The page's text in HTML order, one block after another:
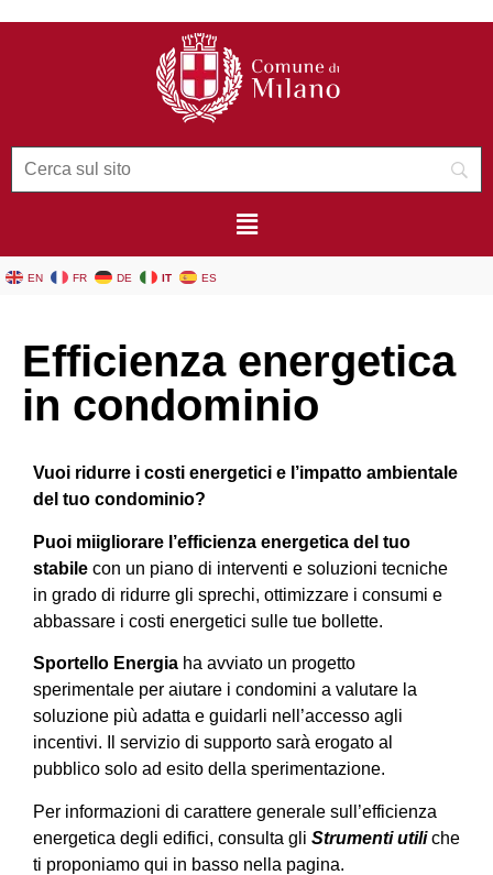
EN FR DE IT ES
Efficienza energetica
in condominio
Vuoi ridurre i costi energetici e l’impatto ambientale
del tuo condominio?
Puoi miigliorare l’efficienza energetica del tuo
stabile con un piano di interventi e soluzioni tecniche
in grado di ridurre gli sprechi, ottimizzare i consumi e
abbassare i costi energetici sulle tue bollette.
Sportello Energia ha avviato un progetto
sperimentale per aiutare i condomini a valutare la
soluzione più adatta e guidarli nell’accesso agli
incentivi. Il servizio di supporto sarà erogato al
pubblico solo ad esito della sperimentazione.
Per informazioni di carattere generale sull’efficienza
energetica degli edifici, consulta gli Strumenti utili che
ti proponiamo qui in basso nella pagina.